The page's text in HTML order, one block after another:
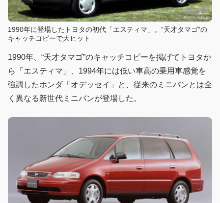
1990年に登場したトヨタの初代「エスティマ」。”天才タマゴ”の
キャッチコピーで大ヒット
1990年、“天才タマゴ”のキャッチコピーを掲げてトヨタか
ら「エスティマ」、1994年には低い車高の乗用車感覚を
強調したホンダ「オデッセイ」と、従来のミニバンとは全
く異なる新世代ミニバンが登場した。